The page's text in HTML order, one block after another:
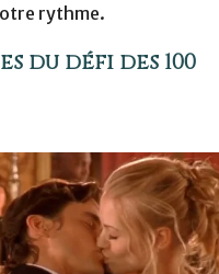
rythme.
du défi des 100